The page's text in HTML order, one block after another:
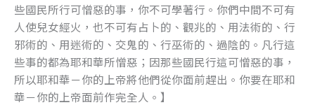
些國民所行可憎惡的事，你不可學著行。你們中間不可有
人使兒女經火，也不可有占卜的、觀兆的、用法術的、行
邪術的、用迷術的、交鬼的、行巫術的、過陰的。凡行這
些事的都為耶和華所憎惡；因那些國民行這可憎惡的事，
所以耶和華－你的上帝將他們從你面前趕出。你要在耶和
華－你的上帝面前作完全人。】